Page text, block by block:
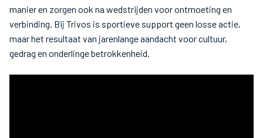
manier en zorgen ook na wedstrijden voor ontmoeting en
verbinding. Bij Trivos is sportieve support geen losse actie,
maar het resultaat van jarenlange aandacht voor cultuur,
gedrag en onderlinge betrokkenheid.